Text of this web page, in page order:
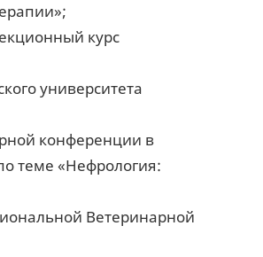
курс
университета
конференции в
теме «Нефрология:
Ветеринарной